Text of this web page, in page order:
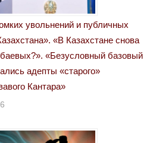
увольнений и публичных
«В Казахстане снова
«Безусловный базовый
адепты «старого»
Кантара»